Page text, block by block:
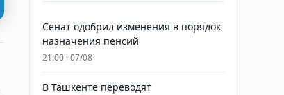
Сенат одобрил изменения в порядок
назначения пенсий
21:00 · 07/08
В Ташкенте переводят